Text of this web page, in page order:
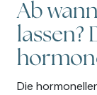
Ab
lassen?
Die